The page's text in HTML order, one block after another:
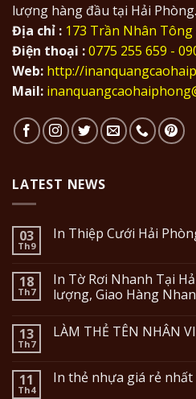
lượng hàng đầu tại Hải Phòng.
Địa chỉ : 173 Trần Nhân Tông
Điện thoại :0775 255 659 -
Web: http://
Mail:
LATEST NEWS
03
Th9
In Thiệp Cưới Hải
18
Th7
In Tờ Rơi Nhanh Tại
lượng, Giao Hàng
13
Th7
LÀM THẺ TÊN NHÂN
11
Th4
In thẻ nhựa giá rẻ nhất